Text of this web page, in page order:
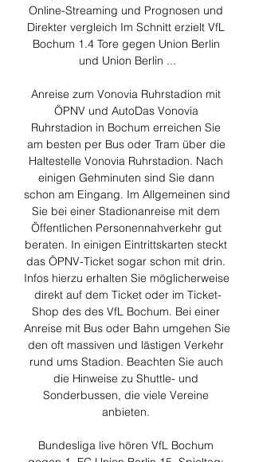
Online-Streaming und Prognosen und
Direkter vergleich Im Schnitt erzielt VfL
Bochum 1.4 Tore gegen Union Berlin
und Union Berlin ...
Anreise zum Vonovia Ruhrstadion mit
ÖPNV und AutoDas Vonovia
Ruhrstadion in Bochum erreichen Sie
am besten per Bus oder Tram über die
Haltestelle Vonovia Ruhrstadion. Nach
einigen Gehminuten sind Sie dann
schon am Eingang. Im Allgemeinen sind
Sie bei einer Stadionanreise mit dem
Öffentlichen Personennahverkehr gut
beraten. In einigen Eintrittskarten steckt
das ÖPNV-Ticket sogar schon mit drin.
Infos hierzu erhalten Sie möglicherweise
direkt auf dem Ticket oder im Ticket-
Shop des des VfL Bochum. Bei einer
Anreise mit Bus oder Bahn umgehen Sie
den oft massiven und lästigen Verkehr
rund ums Stadion. Beachten Sie auch
die Hinweise zu Shuttle- und
Sonderbussen, die viele Vereine
anbieten.
Bundesliga live hören VfL Bochum